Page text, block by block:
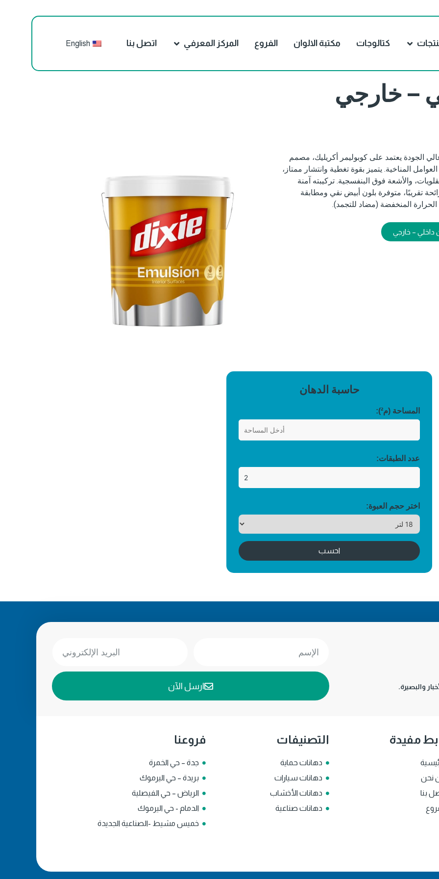
كتالوجات مكتبة الالوان الفروع المركز المعرفي اتصل بنا English
– خارجي
يعتمد على كوبوليمر أكريليك، مصمم
المناخية. يتميز بقوة تغطية وانتشار ممتاز،
والأشعة فوق البنفسجية. تركيبته آمنة
تقريبًا، متوفرة بلون أبيض نقي ومطابقة
المنخفضة (مضاد للتجمد).
– خارجي
حاسبة الدهان
المساحة (م²):
عدد الطبقات:
اختر حجم العبوة:
احسب
والبصيرة. ارسل الآن
مفيدة
نحن
بنا
التصنيفات
دهانات حماية
دهانات سيارات
دهانات الأخشاب
دهانات صناعية
فروعنا
جدة – حي الخمرة
بريدة – حي اليرموك
الرياض – حي الفيصلية
الدمام - حي اليرموك
خميس مشيط -الصناعية الجديدة